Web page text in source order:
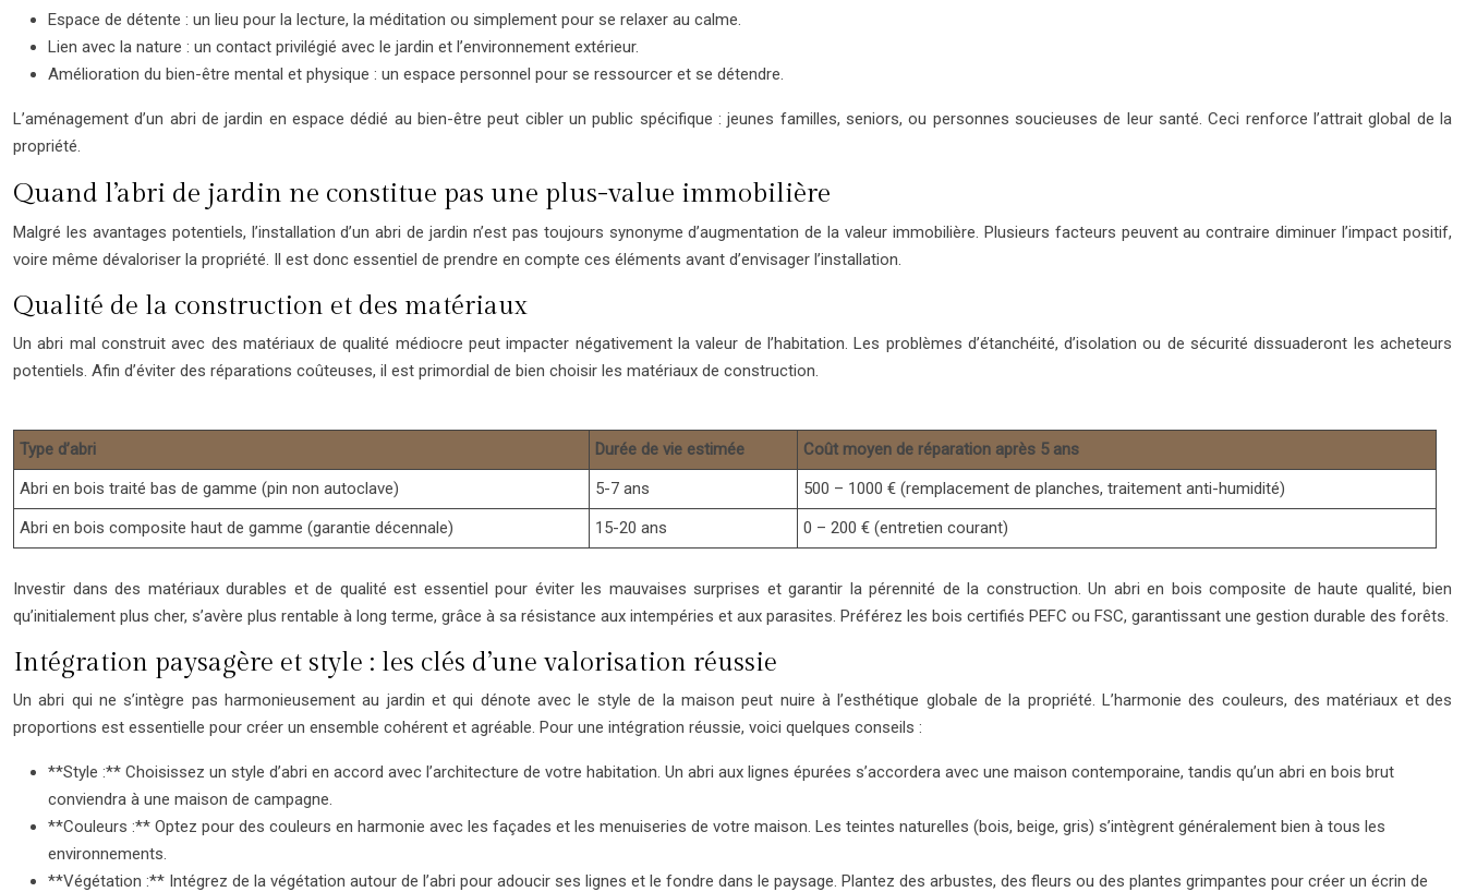
Espace de détente : un lieu pour la lecture, la méditation ou simplement pour se relaxer au calme.
Lien avec la nature : un contact privilégié avec le jardin et l’environnement extérieur.
Amélioration du bien-être mental et physique : un espace personnel pour se ressourcer et se détendre.
L’aménagement d’un abri de jardin en espace dédié au bien-être peut cibler un public spécifique : jeunes familles, seniors, ou personnes soucieuses de leur santé. Ceci renforce l’attrait global de la
propriété.
Quand l’abri de jardin ne constitue pas une plus-value immobilière
Malgré les avantages potentiels, l’installation d’un abri de jardin n’est pas toujours synonyme d’augmentation de la valeur immobilière. Plusieurs facteurs peuvent au contraire diminuer l’impact positif,
voire même dévaloriser la propriété. Il est donc essentiel de prendre en compte ces éléments avant d’envisager l’installation.
Qualité de la construction et des matériaux
Un abri mal construit avec des matériaux de qualité médiocre peut impacter négativement la valeur de l’habitation. Les problèmes d’étanchéité, d’isolation ou de sécurité dissuaderont les acheteurs
potentiels. Afin d’éviter des réparations coûteuses, il est primordial de bien choisir les matériaux de construction.
Type d’abri Durée de vie estimée
Coût moyen de réparation après 5 ans
Abri en bois traité bas de gamme (pin non autoclave)
5-7 ans
500 – 1000 € (remplacement de planches, traitement anti-humidité)
Abri en bois composite haut de gamme (garantie décennale)
15-20 ans 0 – 200 € (entretien courant)
Investir dans des matériaux durables et de qualité est essentiel pour éviter les mauvaises surprises et garantir la pérennité de la construction. Un abri en bois composite de haute qualité, bien
qu’initialement plus cher, s’avère plus rentable à long terme, grâce à sa résistance aux intempéries et aux parasites. Préférez les bois certifiés PEFC ou FSC, garantissant une gestion durable des forêts.
Intégration paysagère et style : les clés d’une valorisation réussie
Un abri qui ne s’intègre pas harmonieusement au jardin et qui dénote avec le style de la maison peut nuire à l’esthétique globale de la propriété. L’harmonie des couleurs, des matériaux et des
proportions est essentielle pour créer un ensemble cohérent et agréable. Pour une intégration réussie, voici quelques conseils :
**Style :** Choisissez un style d’abri en accord avec l’architecture de votre habitation. Un abri aux lignes épurées s’accordera avec une maison contemporaine, tandis qu’un abri en bois brut
conviendra à une maison de campagne.
**Couleurs :** Optez pour des couleurs en harmonie avec les façades et les menuiseries de votre maison. Les teintes naturelles (bois, beige, gris) s’intègrent généralement bien à tous les
environnements.
**Végétation :** Intégrez de la végétation autour de l’abri pour adoucir ses lignes et le fondre dans le paysage. Plantez des arbustes, des fleurs ou des plantes grimpantes pour créer un écrin de